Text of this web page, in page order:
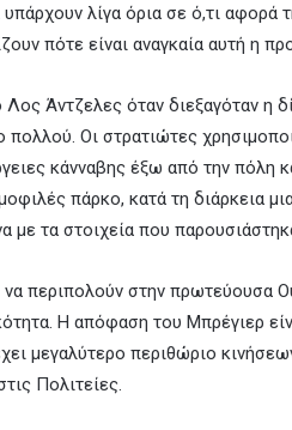
λίγα όρια σε ό,τι αφορά
πότε είναι αναγκαία αυτή η
Άντζελες όταν διεξαγόταν η
πολλού. Οι στρατιώτες
κάνναβης έξω από την πόλη
πάρκο, κατά τη διάρκεια
τα στοιχεία που
περιπολούν στην πρωτεύουσα
Η απόφαση του Μπρέγιερ
μεγαλύτερο περιθώριο
Πολιτείες.